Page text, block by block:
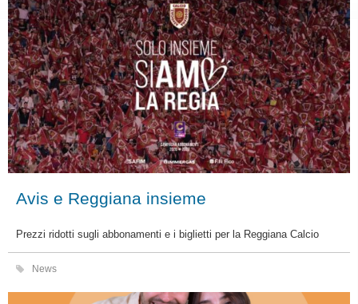
Avis e Reggiana insieme
Prezzi ridotti sugli abbonamenti e i biglietti per la Reggiana Calcio
News